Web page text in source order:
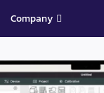
Company